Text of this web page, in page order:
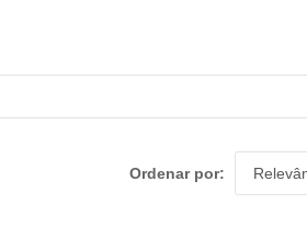
Ordenar por